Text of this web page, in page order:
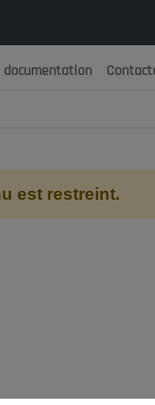
documentation
est restreint.